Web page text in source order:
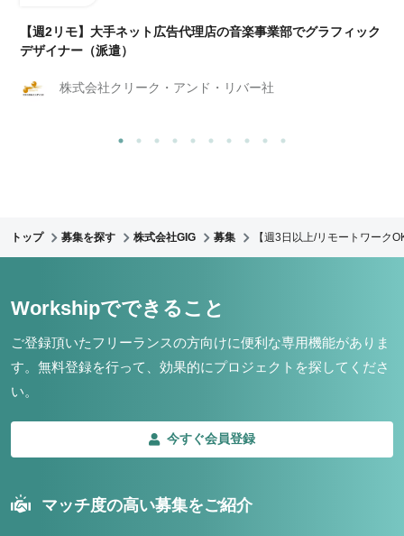
【週2リモ】大手ネット広告代理店の音楽事業部でグラフィック
デザイナー（派遣）
株式会社クリーク・アンド・リバー社
トップ 募集を探す 株式会社GIG 募集 【週3日以上/リモートワーク
Workshipでできること
ご登録頂いたフリーランスの方向けに便利な専用機能がありま
す。 無料登録を行って、効果的にプロジェクトを探してくださ
い。
今すぐ会員登録
マッチ度の高い募集をご紹介